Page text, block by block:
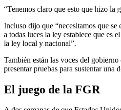
“Tenemos claro que esto que hizo
Incluso dijo que “necesitamos que
a todas luces la ley establece que es
la ley local y nacional”.
También están las voces del
presentar pruebas para sustentar
El juego de la FGR